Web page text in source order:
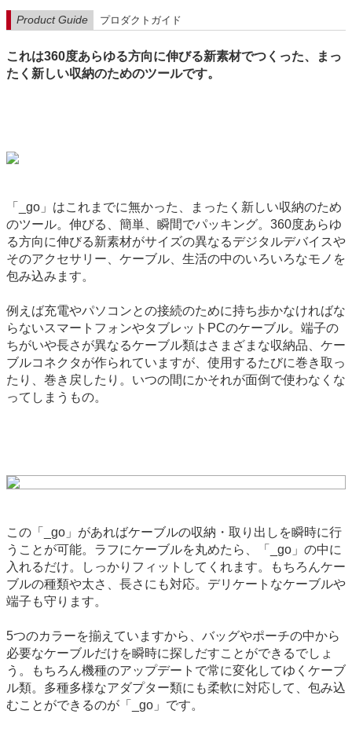
Product Guide プロダクトガイド
これは360度あらゆる方向に伸びる新素材でつくった、まっ
たく新しい収納のためのツールです。
「_go」はこれまでに無かった、まったく新しい収納のため
のツール。伸びる、簡単、瞬間でパッキング。360度あらゆ
る方向に伸びる新素材がサイズの異なるデジタルデバイスや
そのアクセサリー、ケーブル、生活の中のいろいろなモノを
包み込みます。
例えば充電やパソコンとの接続のために持ち歩かなければな
らないスマートフォンやタブレットPCのケーブル。端子の
ちがいや長さが異なるケーブル類はさまざまな収納品、ケー
ブルコネクタが作られていますが、使用するたびに巻き取っ
たり、巻き戻したり。いつの間にかそれが面倒で使わなくな
ってしまうもの。
この「_go」があればケーブルの収納・取り出しを瞬時に行
うことが可能。ラフにケーブルを丸めたら、「_go」の中に
入れるだけ。しっかりフィットしてくれます。もちろんケー
ブルの種類や太さ、長さにも対応。デリケートなケーブルや
端子も守ります。
5つのカラーを揃えていますから、バッグやポーチの中から
必要なケーブルだけを瞬時に探しだすことができるでしょ
う。もちろん機種のアップデートで常に変化してゆくケーブ
ル類。多種多様なアダプター類にも柔軟に対応して、包み込
むことができるのが「_go」です。